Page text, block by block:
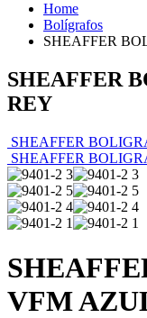
Home
Bolígrafos
SHEAFFER
SHEAFFER
REY
SHEAFFER
SHEAFFER
VFM